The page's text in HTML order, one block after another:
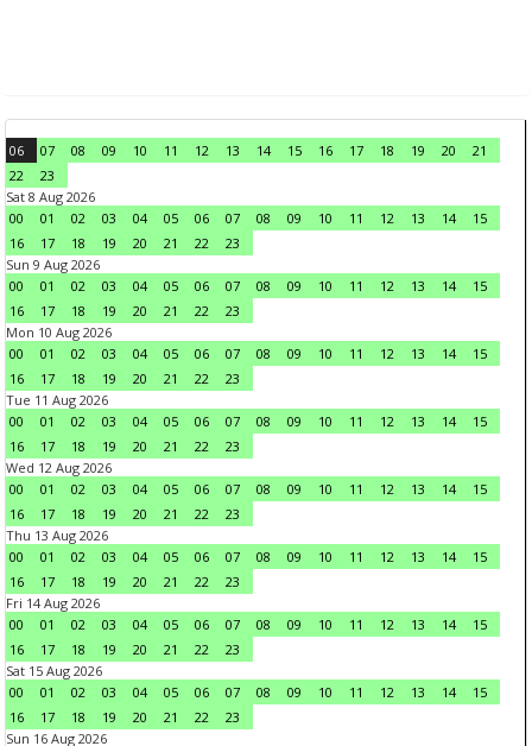
06 07 08 09 10 11 12 13 14 15 16 17 18 19 20
21
22
23
Sat 8 Aug 2026
00
01 02 03 04 05 06 07 08 09 10 11 12 13 14
15
16
17 18 19 20 21 22
23
Sun 9 Aug 2026
00
01 02 03 04 05 06 07 08 09 10 11 12 13 14
15
16
17 18 19 20 21 22
23
Mon 10 Aug 2026
00
01 02 03 04 05 06 07 08 09 10 11 12 13 14
15
16
17 18 19 20 21 22
23
Tue 11 Aug 2026
00
01 02 03 04 05 06 07 08 09 10 11 12 13 14
15
16
17 18 19 20 21 22
23
Wed 12 Aug 2026
00
01 02 03 04 05 06 07 08 09 10 11 12 13 14
15
16
17 18 19 20 21 22
23
Thu 13 Aug 2026
00
01 02 03 04 05 06 07 08 09 10 11 12 13 14
15
16
17 18 19 20 21 22
23
Fri 14 Aug 2026
00
01 02 03 04 05 06 07 08 09 10 11 12 13 14
15
16
17 18 19 20 21 22
23
Sat 15 Aug 2026
00
01 02 03 04 05 06 07 08 09 10 11 12 13 14
15
16
17 18 19 20 21 22
23
Sun 16 Aug 2026